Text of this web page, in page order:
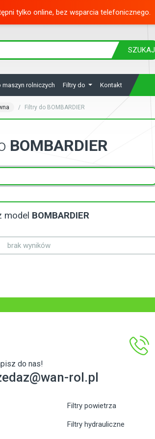
tylko online, bez wsparcia telefonicznego.
SZUKAJ
maszyn rolniczych Filtry do Kontakt
Filtry do BOMBARDIER
BOMBARDIER
model BOMBARDIER
brak wyników
do nas!
rol.pl
Filtry powietrza
Filtry hydrauliczne